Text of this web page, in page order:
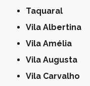
Taquaral
Vila Albertina
Vila Amélia
Vila Augusta
Vila Carvalho